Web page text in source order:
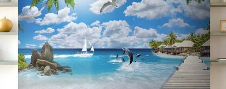
Premium vinil
65.0039.00€/m²
Peel and Stick
.6749 .00 €/m²